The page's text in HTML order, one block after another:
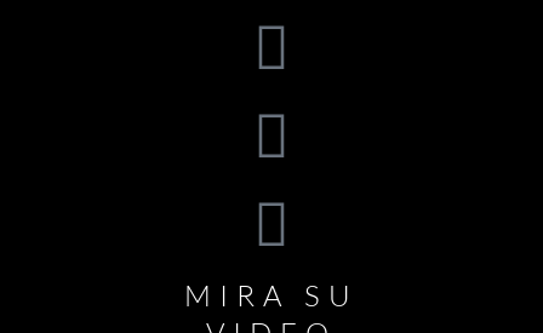
MIRA SU